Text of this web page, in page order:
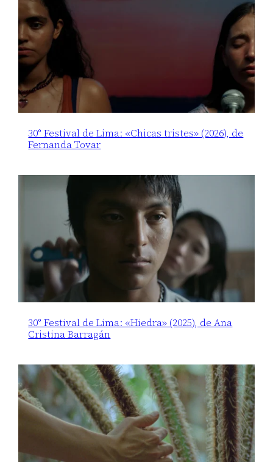
30° Festival de Lima: «Chicas tristes» (2026), de
Fernanda Tovar
30° Festival de Lima: «Hiedra» (2025), de Ana
Cristina Barragán